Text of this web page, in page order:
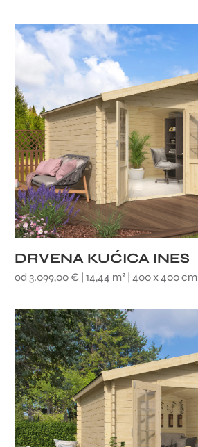
DRVENA KUĆICA INES
od 3.099,00 € | 14,44 m² | 400 x 400 cm